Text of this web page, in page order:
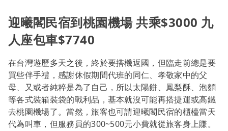
迎曦閣民宿到桃園機場 共乘$3000 九
人座包車$7740
在台灣遊歷多天之後，終於要搭機返國，但臨走前總是要
買些伴手禮，感謝休假期間代班的同仁、孝敬家中的父
母、又或者純粹是為了自己，所以太陽餅、鳳梨酥、泡麵
等各式裝箱裝袋的戰利品，基本就沒可能再搭捷運或高鐵
去桃園機場了。當然，旅客也可請迎曦閣民宿的櫃檯當天
代為叫車，但服務員的300~500元小費就從旅客身上賺。